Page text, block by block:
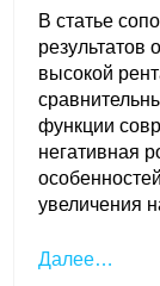
В статье
результатов
высокой
функции
негативная
увеличения
Далее…